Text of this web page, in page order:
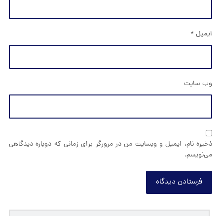
آخرین نوشته ها
مقایسه ماندگاری موزاییک در مناطق خشک با
مرطوب
فرستادن دیدگاه